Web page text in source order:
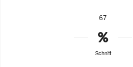
67
Schnitt